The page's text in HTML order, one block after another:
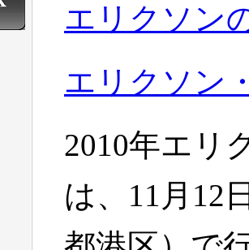
エリクソン
エリクソン
2010年エリ
は、11月12